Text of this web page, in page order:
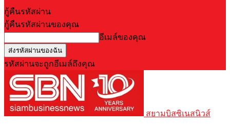
กู้คืนรหัสผ่าน
กู้คืนรหัสผ่านของคุณ
อีเมล์ของคุณ
รหัสผ่านจะถูกอีเมล์ถึงคุณ
สยามบิสซิเนสนิวส์